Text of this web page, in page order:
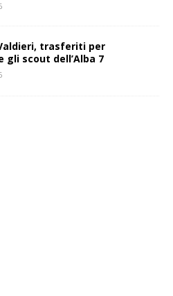
trasferiti per
gli scout dell’Alba 7